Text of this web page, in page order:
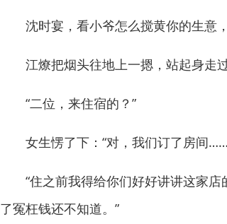
沈时宴，看小爷怎么搅黄你的生意，
江燎把烟头往地上一摁，站起身走过
“二位，来住宿的？”
女生愣了下：“对，我们订了房间
“住之前我得给你们好好讲讲这家店
了冤枉钱还不知道。”